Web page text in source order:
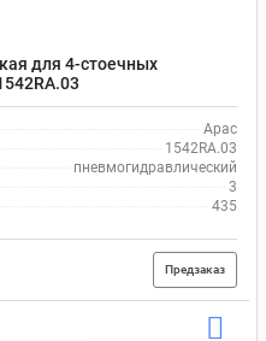
для 4-стоечных
Apac
1542RA.03
пневмогидравлический
3
435
Предзаказ